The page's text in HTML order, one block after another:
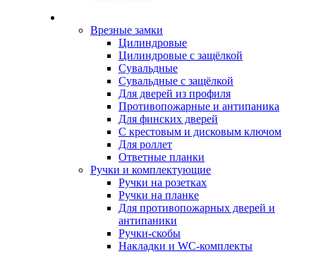
Врезные замки
Цилиндровые
Цилиндровые с защёлкой
Сувальдные
Сувальдные с защёлкой
Для дверей из профиля
Противопожарные и антипаника
Для финских дверей
С крестовым и дисковым ключом
Для роллет
Ответные планки
Ручки и комплектующие
Ручки на розетках
Ручки на планке
Для противопожарных дверей и
антипаники
Ручки-скобы
Накладки и WC-комплекты